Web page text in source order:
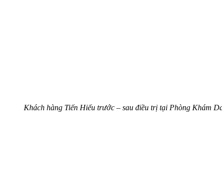
Khách hàng Tiến Hiếu trước – sau điều trị tại Phòng Khám